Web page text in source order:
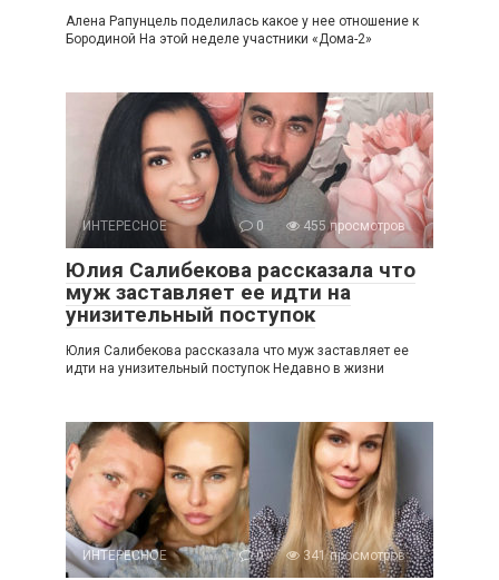
Алена Рапунцель поделилась какое у нее отношение к
Бородиной На этой неделе участники «Дома-2»
ИНТЕРЕСНОЕ 0 455 просмотров
Юлия Салибекова рассказала что
муж заставляет ее идти на
унизительный поступок
Юлия Салибекова рассказала что муж заставляет ее
идти на унизительный поступок Недавно в жизни
ИНТЕРЕСНОЕ 0 341 просмотров